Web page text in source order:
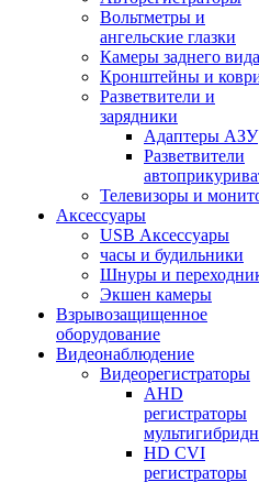
Вольтметры и
ангельские глазки
Камеры заднего вида
Кронштейны и
Разветвители и
зарядники
Адаптеры АЗУ
Разветвители
Телевизоры и
Аксессуары
USB Аксессуары
часы и будильники
Шнуры и
Экшен камеры
Взрывозащищенное
оборудование
Видеонаблюдение
Видеорегистраторы
AHD
регистраторы
HD CVI
регистраторы